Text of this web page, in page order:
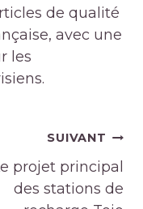
de qualité
avec une
les
SUIVANT
projet principal
des stations de